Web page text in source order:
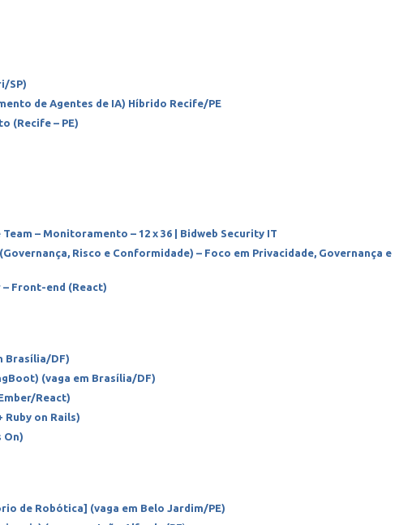
SP)
de Agentes de IA) Híbrido Recife/PE
(Recife – PE)
– Monitoramento – 12 x 36 | Bidweb Security IT
Risco e Conformidade) – Foco em Privacidade, Governança e
Front-end (React)
Brasília/DF)
(vaga em Brasília/DF)
React)
Ruby on Rails)
On)
de Robótica] (vaga em Belo Jardim/PE)